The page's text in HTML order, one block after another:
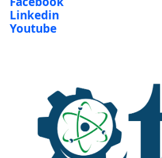
Linkedin
Youtube